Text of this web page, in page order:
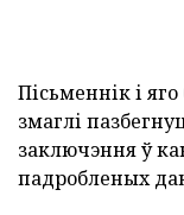
Пісьменнік і
змаглі
заключэння ў
падробленых